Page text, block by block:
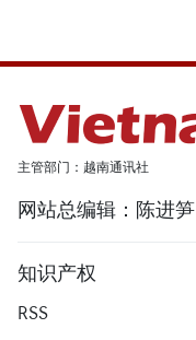
主管部门：越南通讯社
网站总编辑：陈进笋
知识产权
RSS